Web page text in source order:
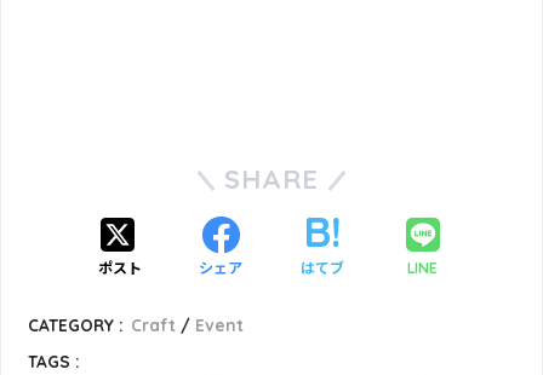
SHARE
ポスト シェア はてブ LINE
CATEGORY : Craft
Event
TAGS :